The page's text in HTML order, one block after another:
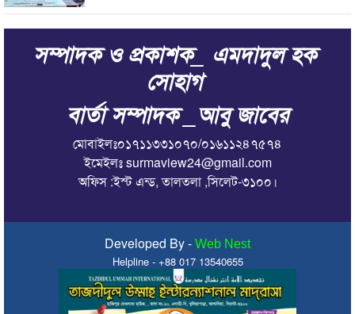
সম্পাদক ও প্রকাশক_ এমদাদুল হক
সোহাগ
বার্তা সম্পাদক _আবু জাবের
মোবাইলঃ০১৭১১৩৩১০৭০/০১৬১১২৪৭৫৭৪
ইমেইলঃ surmaview24@gmail.com
অফিস :ইস্ট এন্ড, তালতলা ,সিলেট-৩১০০।
Developed By - Web Nest
Helpline - +88 017 13540655